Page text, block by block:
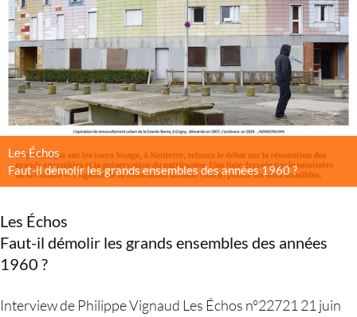
Les Échos
Faut-il démolir les grands ensembles des années 1960 ?
Les Échos
Faut-il démolir les grands ensembles des années
1960 ?
Interview de Philippe Vignaud Les Échos n°22721 21 juin